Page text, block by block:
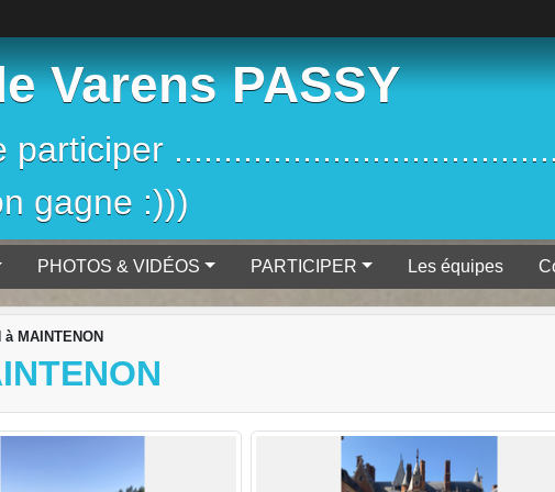
Varens PASSY
participer
gagne :)))
PHOTOS & VIDÉOS PARTICIPER Les équipes
à MAINTENON